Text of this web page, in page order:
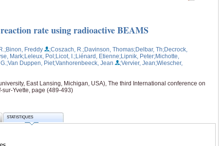
rate using radioactive BEAMS
;Binon, Freddy ;Coszach, R. ;Davinson, Thomas;Delbar, Th;Decrock,
Mark;Leleux, Pol;Licot, I. ;Liénard, Etienne;Lipnik, Peter;Michotte,
;Van Duppen, Piet;Vanhorenbeeck, Jean ;Vervier, Jean;Wiescher,
East Lansing, Michigan, USA), The third International conference on
Yvette, page (489-493)
STATISTIQUES